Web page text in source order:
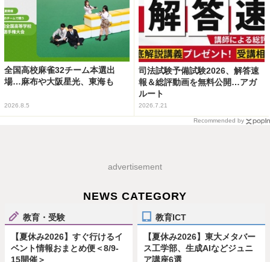
全国高校麻雀32チーム本選出
場…麻布や大阪星光、東海も
2026.8.5
司法試験予備試験2026、解答速
報＆総評動画を無料公開…アガ
ルート
2026.7.21
Recommended by
advertisement
NEWS CATEGORY
教育・受験
【夏休み2026】すぐ行けるイ
ベント情報おまとめ便＜8/9-
15開催＞
教育ICT
【夏休み2026】東大メタバー
ス工学部、生成AIなどジュニ
ア講座6選